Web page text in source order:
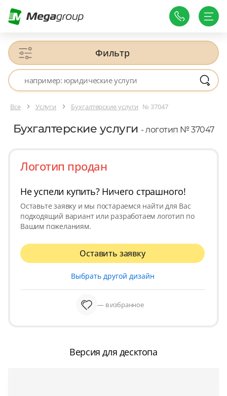
Фильтр
Все Услуги Бухгалтерские услуги № 37047
Бухгалтерские услуги - логотип № 37047
Логотип продан
Не успели купить? Ничего страшного!
Оставьте заявку и мы постараемся найти для Вас
подходящий вариант или разработаем логотип по
Вашим пожеланиям.
Оставить заявку
Выбрать другой дизайн
— в избранное
Версия для десктопа